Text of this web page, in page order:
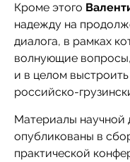
Кроме этого
надежду на
диалога, в рамках
волнующие
и в целом
российско-
Материалы научной
опубликованы в
практической